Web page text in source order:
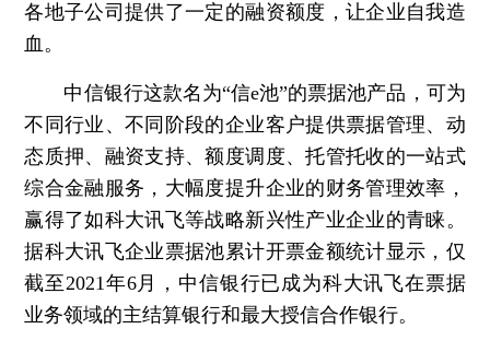
各地子公司提供了一定的融资额度，让企业自我造
血。
中信银行这款名为“信e池”的票据池产品，可为
不同行业、不同阶段的企业客户提供票据管理、动
态质押、融资支持、额度调度、托管托收的一站式
综合金融服务，大幅度提升企业的财务管理效率，
赢得了如科大讯飞等战略新兴性产业企业的青睐。
据科大讯飞企业票据池累计开票金额统计显示，仅
截至2021年6月，中信银行已成为科大讯飞在票据
业务领域的主结算银行和最大授信合作银行。